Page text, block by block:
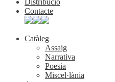
Distribució
Contacte
Catàleg
Assaig
Narrativa
Poesia
Miscel·lània